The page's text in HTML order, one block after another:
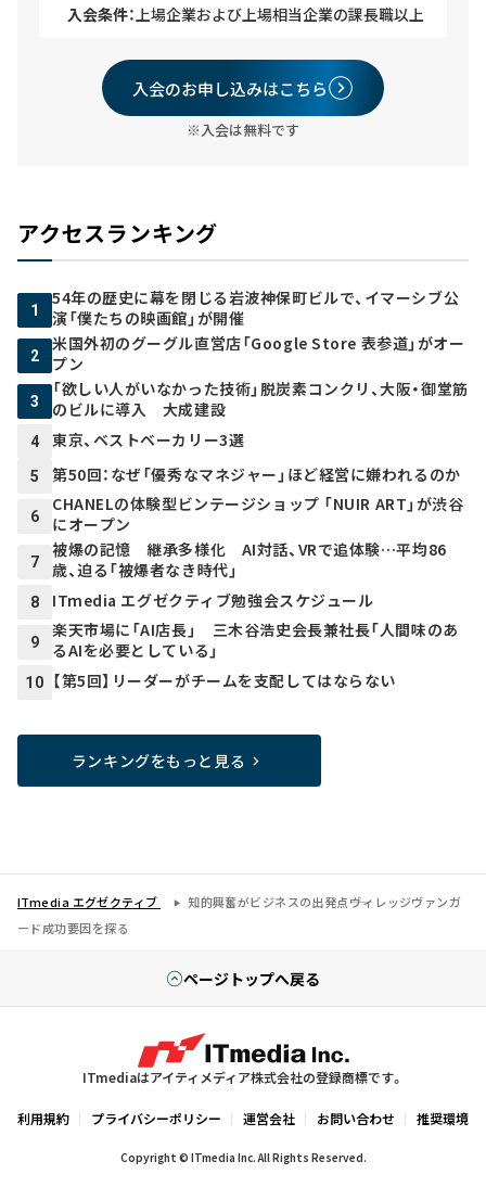
入会条件：上場企業および上場相当企業の課長職以上
入会のお申し込みはこちら
※入会は無料です
アクセスランキング
1
54年の歴史に幕を閉じる岩波神保町ビルで、イマーシブ公
演「僕たちの映画館」が開催
2
米国外初のグーグル直営店「Google Store 表参道」がオー
プン
3
「欲しい人がいなかった技術」脱炭素コンクリ、大阪・御堂筋
のビルに導入 大成建設
4 東京、ベストベーカリー3選
5 第50回：なぜ「優秀なマネジャー」ほど経営に嫌われるのか
6
CHANELの体験型ビンテージショップ 「NUIR ART」が渋谷
にオープン
7
被爆の記憶 継承多様化 AI対話、VRで追体験…平均86
歳、迫る「被爆者なき時代」
8 ITmedia エグゼクティブ勉強会スケジュール
9
楽天市場に「AI店長」 三木谷浩史会長兼社長「人間味のあ
るAIを必要としている」
10 【第5回】リーダーがチームを支配してはならない
ランキングをもっと見る
ITmedia エグゼクティブ
知的興奮がビジネスの出発点――ヴィレッジヴァンガ
ード成功要因を探る
ページトップへ戻る
ITmediaはアイティメディア株式会社の登録商標です。
利用規約 プライバシーポリシー 運営会社 お問い合わせ 推奨環境
Copyright © ITmedia Inc. All Rights Reserved.